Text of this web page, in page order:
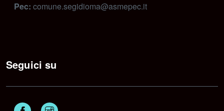
Pec: comune.segidioma@asmepec.it
Seguici su
Facebook